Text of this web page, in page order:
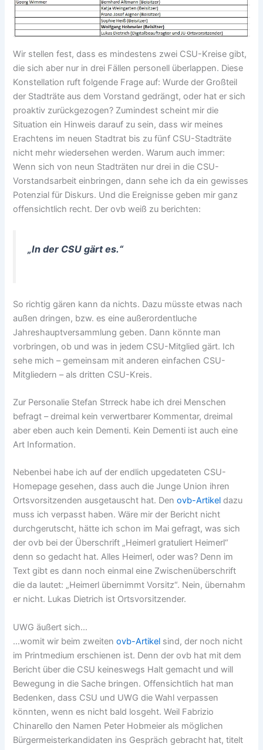
Wir stellen fest, dass es mindestens zwei CSU-Kreise gibt,
die sich aber nur in drei Fällen personell überlappen. Diese
Konstellation ruft folgende Frage auf: Wurde der Großteil
der Stadträte aus dem Vorstand gedrängt, oder hat er sich
proaktiv zurückgezogen? Zumindest scheint mir die
Situation ein Hinweis darauf zu sein, dass wir meines
Erachtens im neuen Stadtrat bis zu fünf CSU-Stadträte
nicht mehr wiedersehen werden. Warum auch immer:
Wenn sich von neun Stadträten nur drei in die CSU-
Vorstandsarbeit einbringen, dann sehe ich da ein gewisses
Potenzial für Diskurs. Und die Ereignisse geben mir ganz
offensichtlich recht. Der ovb weiß zu berichten:
„In der CSU gärt es.“
So richtig gären kann da nichts. Dazu müsste etwas nach
außen dringen, bzw. es eine außerordentluche
Jahreshauptversammlung geben. Dann könnte man
vorbringen, ob und was in jedem CSU-Mitglied gärt. Ich
sehe mich – gemeinsam mit anderen einfachen CSU-
Mitgliedern – als dritten CSU-Kreis.
Zur Personalie Stefan Strreck habe ich drei Menschen
befragt – dreimal kein verwertbarer Kommentar, dreimal
aber eben auch kein Dementi. Kein Dementi ist auch eine
Art Information.
Nebenbei habe ich auf der endlich upgedateten CSU-
Homepage gesehen, dass auch die Junge Union ihren
Ortsvorsitzenden ausgetauscht hat. Denovb-Artikel dazu
muss ich verpasst haben. Wäre mir der Bericht nicht
durchgerutscht, hätte ich schon im Mai gefragt, was sich
der ovb bei der Überschrift „Heimerl gratuliert Heimerl“
denn so gedacht hat. Alles Heimerl, oder was? Denn im
Text gibt es dann noch einmal eine Zwischenüberschrift
die da lautet: „Heimerl übernimmt Vorsitz“. Nein, übernahm
er nicht. Lukas Dietrich ist Ortsvorsitzender.
UWG äußert sich…
…womit wir beim zweitenovb-Artikel sind, der noch nicht
im Printmedium erschienen ist. Denn der ovb hat mit dem
Bericht über die CSU keineswegs Halt gemacht und will
Bewegung in die Sache bringen. Offensichtlich hat man
Bedenken, dass CSU und UWG die Wahl verpassen
könnten, wenn es nicht bald losgeht. Weil Fabrizio
Chinarello den Namen Peter Hobmeier als möglichen
Bürgermeisterkandidaten ins Gespräch gebracht hat, titelt